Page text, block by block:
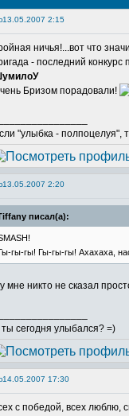
13.05.2007 2:15
ничья!...вот что
- последний конкурс
Бризом порадовали!
"улыбка - полпоцелуя",
13.05.2007 2:20
писал(а):
гы-гы! Гы-гы-гы! Ахахаха,
мне никто не сказал
сегодня улыбался? =)
14.05.2007 17:30
с победой, всех люблю,